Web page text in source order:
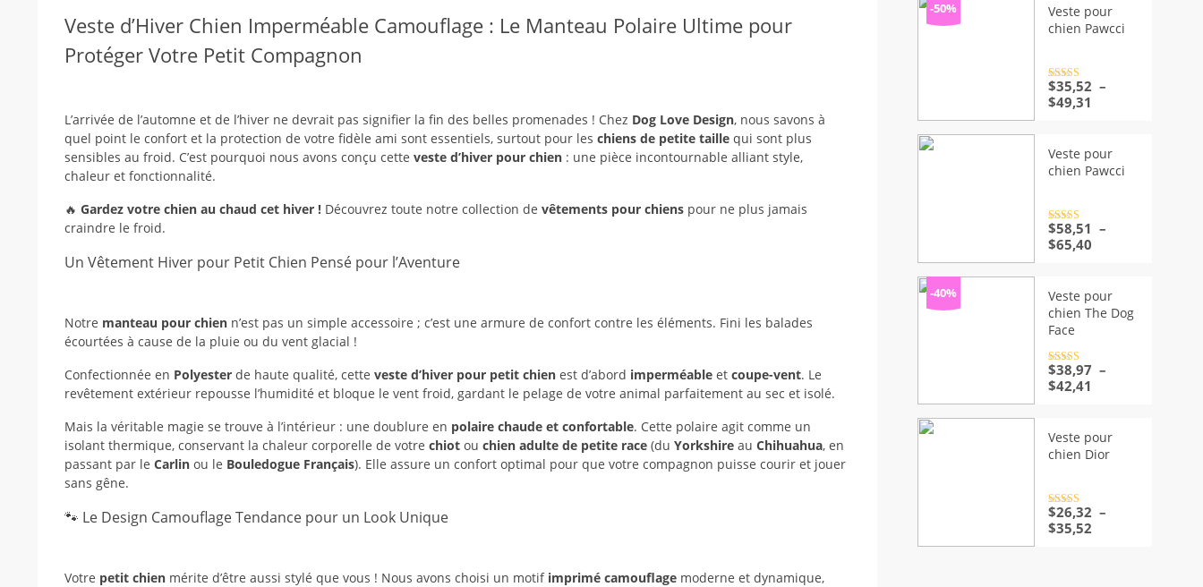
Veste d’Hiver Chien Imperméable Camouflage : Le Manteau Polaire Ultime pour
Protéger Votre Petit Compagnon
L’arrivée de l’automne et de l’hiver ne devrait pas signifier la fin des belles promenades ! Chez Dog Love Design, nous savons à
quel point le confort et la protection de votre fidèle ami sont essentiels, surtout pour les chiens de petite taille qui sont plus
sensibles au froid. C’est pourquoi nous avons conçu cette veste d’hiver pour chien : une pièce incontournable alliant style,
chaleur et fonctionnalité.
🔥 Gardez votre chien au chaud cet hiver ! Découvrez toute notre collection de vêtements pour chiens pour ne plus jamais
craindre le froid.
Un Vêtement Hiver pour Petit Chien Pensé pour l’Aventure
Notre manteau pour chien n’est pas un simple accessoire ; c’est une armure de confort contre les éléments. Fini les balades
écourtées à cause de la pluie ou du vent glacial !
Confectionnée en Polyester de haute qualité, cette veste d’hiver pour petit chien est d’abord imperméable et coupe-vent. Le
revêtement extérieur repousse l’humidité et bloque le vent froid, gardant le pelage de votre animal parfaitement au sec et isolé.
Mais la véritable magie se trouve à l’intérieur : une doublure en polaire chaude et confortable. Cette polaire agit comme un
isolant thermique, conservant la chaleur corporelle de votre chiot ou chien adulte de petite race (du Yorkshire au Chihuahua, en
passant par le Carlin ou le Bouledogue Français). Elle assure un confort optimal pour que votre compagnon puisse courir et jouer
sans gêne.
🐾 Le Design Camouflage Tendance pour un Look Unique
Votre petit chien mérite d’être aussi stylé que vous ! Nous avons choisi un motif imprimé camouflage moderne et dynamique,
-50%
Veste pour
chien Pawcci
Note4.5
sur 5
$35,52 –
$49,31
$35,52
à
$49,31
Veste pour
chien Pawcci
Note4.5
sur 5
$58,51 –
$65,40Plage
$58,51
à
$65,40
-40%
Veste pour
chien The Dog
Face
Note4.5
sur 5
$38,97 –
$42,41
$38,97
à
Veste pour
chien Dior
Note4.5
sur 5
$26,32 –
$35,52Plage